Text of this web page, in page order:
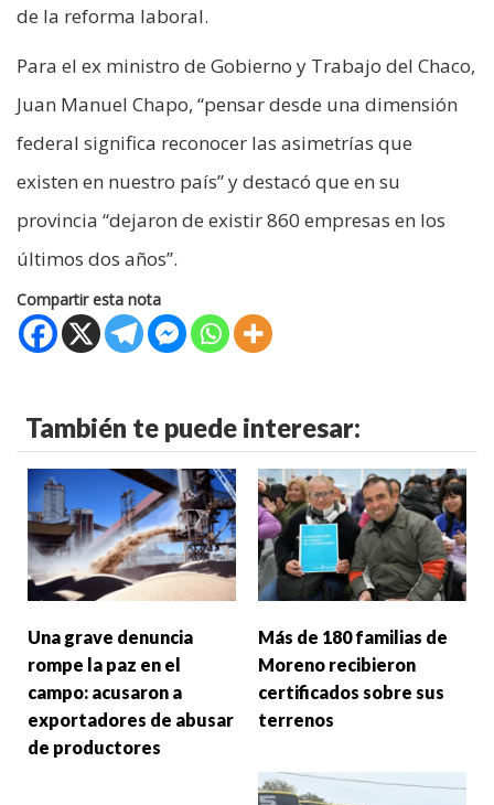
de la reforma laboral.
Para el ex ministro de Gobierno y Trabajo del Chaco,
Juan Manuel Chapo, “pensar desde una dimensión
federal significa reconocer las asimetrías que
existen en nuestro país” y destacó que en su
provincia “dejaron de existir 860 empresas en los
últimos dos años”.
Compartir esta nota
También te puede interesar:
Una grave denuncia
rompe la paz en el
campo: acusaron a
exportadores de abusar
de productores
Más de 180 familias de
Moreno recibieron
certificados sobre sus
terrenos